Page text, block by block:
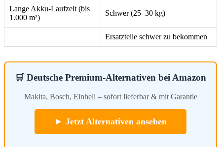
Lange Akku-Laufzeit (bis
1.000 m²)
Schwer (25–30 kg)
Ersatzteile schwer zu bekommen
🛒 Deutsche Premium-Alternativen bei Amazon
Makita, Bosch, Einhell – sofort lieferbar & mit Garantie
► Jetzt Alternativen ansehen